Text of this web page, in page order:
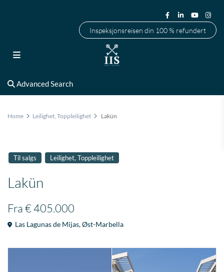
Inspeksjonsreisen din 100 % refundert
Advanced Search
Home Leilighet,Toppleilighet Lakün
Til salgs Leilighet,Toppleilighet
Lakün
Fra€ 405.000
Las Lagunas de Mijas,Øst-Marbella